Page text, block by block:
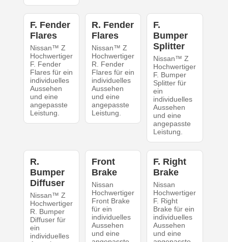
F. Fender
Flares
Nissan™ Z
Hochwertiger
F. Fender
Flares für ein
individuelles
Aussehen
und eine
angepasste
Leistung.
R. Fender
Flares
Nissan™ Z
Hochwertiger
R. Fender
Flares für ein
individuelles
Aussehen
und eine
angepasste
Leistung.
F.
Bumper
Splitter
Nissan™ Z
Hochwertiger
F. Bumper
Splitter für
ein
individuelles
Aussehen
und eine
angepasste
Leistung.
R.
Bumper
Diffuser
Nissan™ Z
Hochwertiger
R. Bumper
Diffuser für
ein
individuelles
Front
Brake
Nissan
Hochwertiger
Front Brake
für ein
individuelles
Aussehen
und eine
F. Right
Brake
Nissan
Hochwertiger
F. Right
Brake für ein
individuelles
Aussehen
und eine